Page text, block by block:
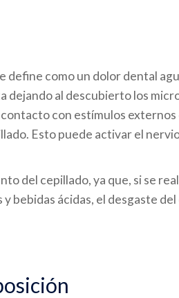
define como un dolor dental
dejando al descubierto los
con estímulos externos
Esto puede activar el
del cepillado, ya que, si se
bebidas ácidas, el desgaste